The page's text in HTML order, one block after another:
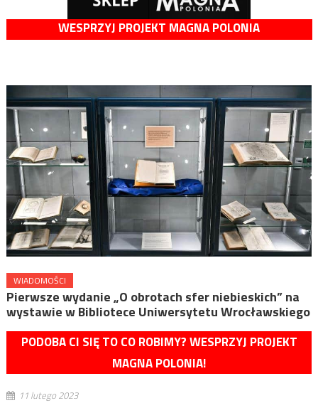
WESPRZYJ PROJEKT MAGNA POLONIA
WIADOMOŚCI
Pierwsze wydanie „O obrotach sfer niebieskich” na
wystawie w Bibliotece Uniwersytetu Wrocławskiego
PODOBA CI SIĘ TO CO ROBIMY? WESPRZYJ PROJEKT
MAGNA POLONIA!
11 lutego 2023